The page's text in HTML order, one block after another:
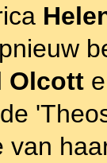
Olcott
van